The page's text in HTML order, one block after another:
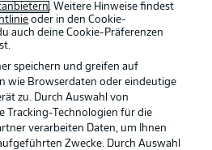
. Weitere Hinweise findest
oder in den Cookie-
auch deine Cookie-Präferenzen
speichern und greifen auf
wie Browserdaten oder eindeutige
zu. Durch Auswahl von
Tracking-Technologien für die
verarbeiten Daten, um Ihnen
Zwecke. Durch Auswahl